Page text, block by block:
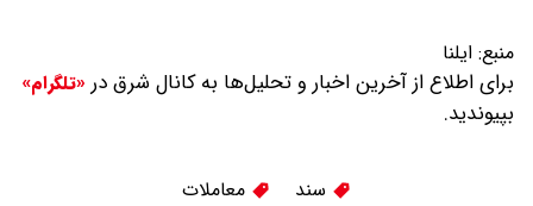
منبع: ایلنا
برای اطلاع از آخرین اخبار و تحلیل‌ها به کانال شرق در «تلگرام»
بپیوندید.
سند معاملات